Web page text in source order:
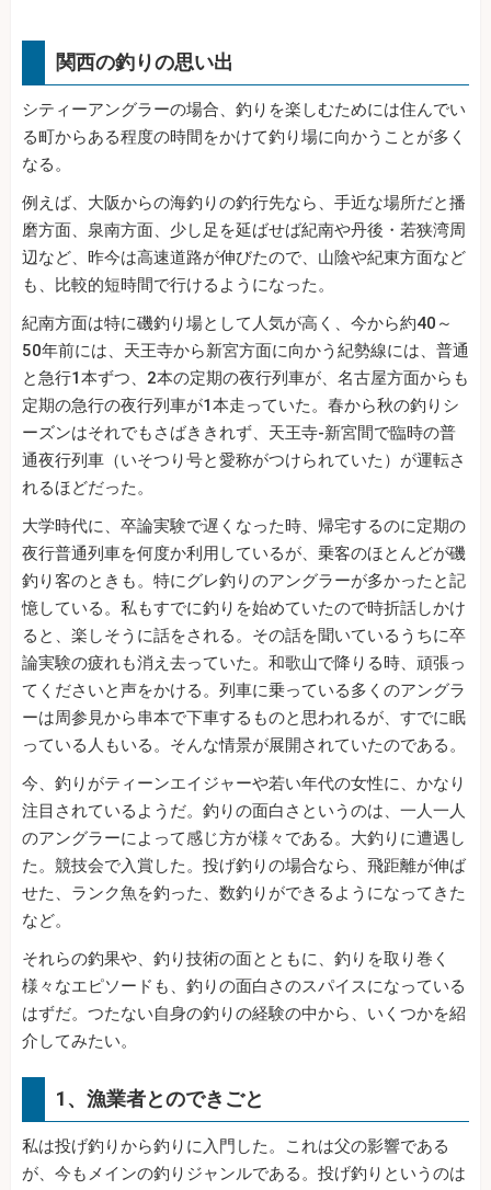
関西の釣りの思い出
シティーアングラーの場合、釣りを楽しむためには住んでい
る町からある程度の時間をかけて釣り場に向かうことが多く
なる。
例えば、大阪からの海釣りの釣行先なら、手近な場所だと播
磨方面、泉南方面、少し足を延ばせば紀南や丹後・若狭湾周
辺など、昨今は高速道路が伸びたので、山陰や紀東方面など
も、比較的短時間で行けるようになった。
紀南方面は特に磯釣り場として人気が高く、今から約40～
50年前には、天王寺から新宮方面に向かう紀勢線には、普通
と急行1本ずつ、2本の定期の夜行列車が、名古屋方面からも
定期の急行の夜行列車が1本走っていた。春から秋の釣りシ
ーズンはそれでもさばききれず、天王寺-新宮間で臨時の普
通夜行列車（いそつり号と愛称がつけられていた）が運転さ
れるほどだった。
大学時代に、卒論実験で遅くなった時、帰宅するのに定期の
夜行普通列車を何度か利用しているが、乗客のほとんどが磯
釣り客のときも。特にグレ釣りのアングラーが多かったと記
憶している。私もすでに釣りを始めていたので時折話しかけ
ると、楽しそうに話をされる。その話を聞いているうちに卒
論実験の疲れも消え去っていた。和歌山で降りる時、頑張っ
てくださいと声をかける。列車に乗っている多くのアングラ
ーは周参見から串本で下車するものと思われるが、すでに眠
っている人もいる。そんな情景が展開されていたのである。
今、釣りがティーンエイジャーや若い年代の女性に、かなり
注目されているようだ。釣りの面白さというのは、一人一人
のアングラーによって感じ方が様々である。大釣りに遭遇し
た。競技会で入賞した。投げ釣りの場合なら、飛距離が伸ば
せた、ランク魚を釣った、数釣りができるようになってきた
など。
それらの釣果や、釣り技術の面とともに、釣りを取り巻く
様々なエピソードも、釣りの面白さのスパイスになっている
はずだ。つたない自身の釣りの経験の中から、いくつかを紹
介してみたい。
1、漁業者とのできごと
私は投げ釣りから釣りに入門した。これは父の影響である
が、今もメインの釣りジャンルである。投げ釣りというのは